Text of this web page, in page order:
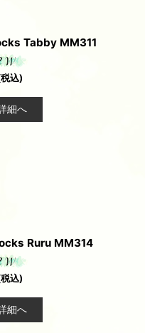
Tabby MM311
込)
細へ
Ruru MM314
込)
細へ